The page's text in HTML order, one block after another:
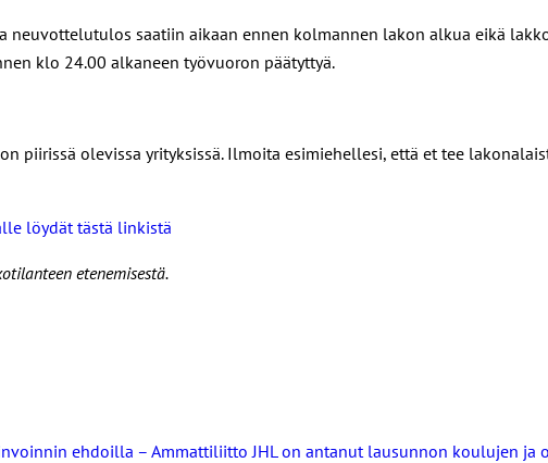
neuvottelutulos saatiin aikaan ennen kolmannen lakon alkua eikä
klo 24.00 alkaneen työvuoron päätyttyä.
piirissä olevissa yrityksissä. Ilmoita esimiehellesi, että et tee
löydät tästä linkistä
etenemisestä.
ehdoilla – Ammattiliitto JHL on antanut lausunnon koulujen